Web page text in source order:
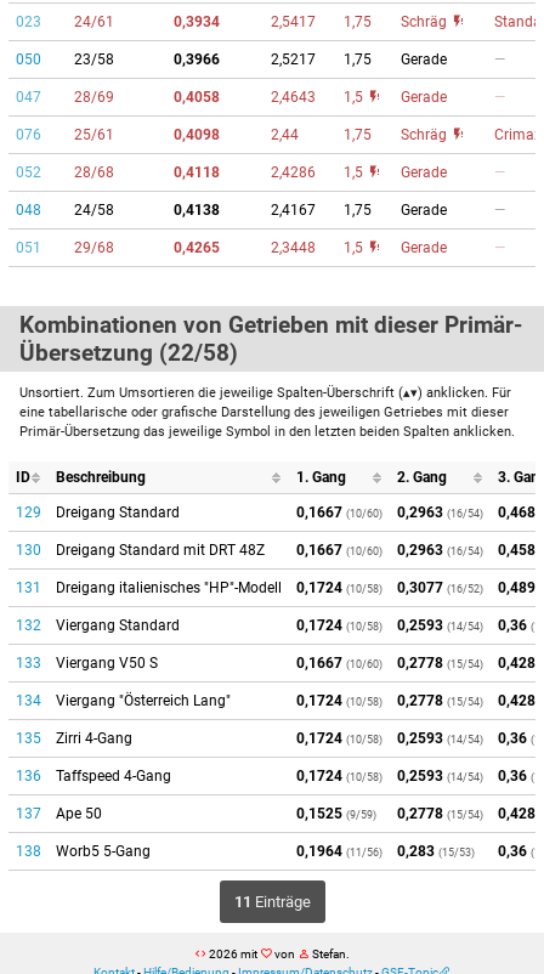
023 24/61 0,3934 2,5417 1,75 Schräg
050 23/58 0,3966 2,5217 1,75 Gerade —
047 28/69 0,4058 2,4643 1,5 Gerade —
076 25/61 0,4098 2,44 1,75 Schräg
052 28/68 0,4118 2,4286 1,5 Gerade —
048 24/58 0,4138 2,4167 1,75 Gerade —
051 29/68 0,4265 2,3448 1,5 Gerade —
Kombinationen von Getrieben mit dieser Primär-
Übersetzung (22/58)
Unsortiert. Zum Umsortieren die jeweilige Spalten-Überschrift (▴▾) anklicken. Für
eine tabellarische oder grafische Darstellung des jeweiligen Getriebes mit dieser
Primär-Übersetzung das jeweilige Symbol in den letzten beiden Spalten anklicken.
ID Beschreibung 1. Gang 2. Gang 3.
129 Dreigang Standard 0,1667 (10/60) 0,2963 (16/54) 0,4681
130 Dreigang Standard mit DRT 48Z 0,1667 (10/60) 0,2963 (16/54) 0,4583
131 Dreigang italienisches "HP"-Modell 0,1724 (10/58) 0,3077 (16/52) 0,4894
132 Viergang Standard 0,1724 (10/58) 0,2593 (14/54) 0,36
133 Viergang V50 S 0,1667 (10/60) 0,2778 (15/54) 0,4286
134 Viergang "Österreich Lang" 0,1724 (10/58) 0,2778 (15/54) 0,4286
135 Zirri 4-Gang 0,1724 (10/58) 0,2593 (14/54) 0,36
136 Taffspeed 4-Gang 0,1724 (10/58) 0,2593 (14/54) 0,36
137 Ape 50 0,1525 (9/59) 0,2778 (15/54) 0,4286
138 Worb5 5-Gang 0,1964 (11/56) 0,283 (15/53) 0,36
11 Einträge
2026 mit von
Stefan.